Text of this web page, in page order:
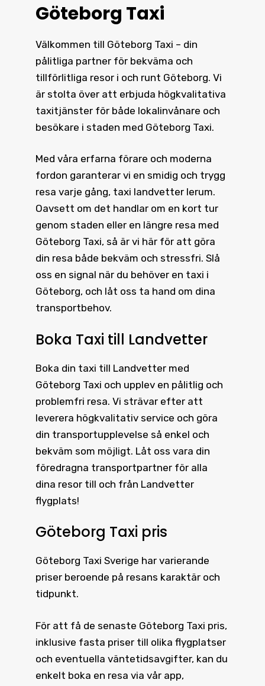
Göteborg Taxi
Välkommen till Göteborg Taxi – din
pålitliga partner för bekväma och
tillförlitliga resor i och runt Göteborg. Vi
är stolta över att erbjuda högkvalitativa
taxitjänster för både lokalinvånare och
besökare i staden med Göteborg Taxi.
Med våra erfarna förare och moderna
fordon garanterar vi en smidig och trygg
resa varje gång, taxi landvetter lerum.
Oavsett om det handlar om en kort tur
genom staden eller en längre resa med
Göteborg Taxi, så är vi här för att göra
din resa både bekväm och stressfri. Slå
oss en signal när du behöver en taxi i
Göteborg, och låt oss ta hand om dina
transportbehov.
Boka Taxi till Landvetter
Boka din taxi till Landvetter med
Göteborg Taxi och upplev en pålitlig och
problemfri resa. Vi strävar efter att
leverera högkvalitativ service och göra
din transportupplevelse så enkel och
bekväm som möjligt. Låt oss vara din
föredragna transportpartner för alla
dina resor till och från Landvetter
flygplats!
Göteborg Taxi pris
Göteborg Taxi Sverige har varierande
priser beroende på resans karaktär och
tidpunkt.
För att få de senaste Göteborg Taxi pris,
inklusive fasta priser till olika flygplatser
och eventuella väntetidsavgifter, kan du
enkelt boka en resa via vår app,